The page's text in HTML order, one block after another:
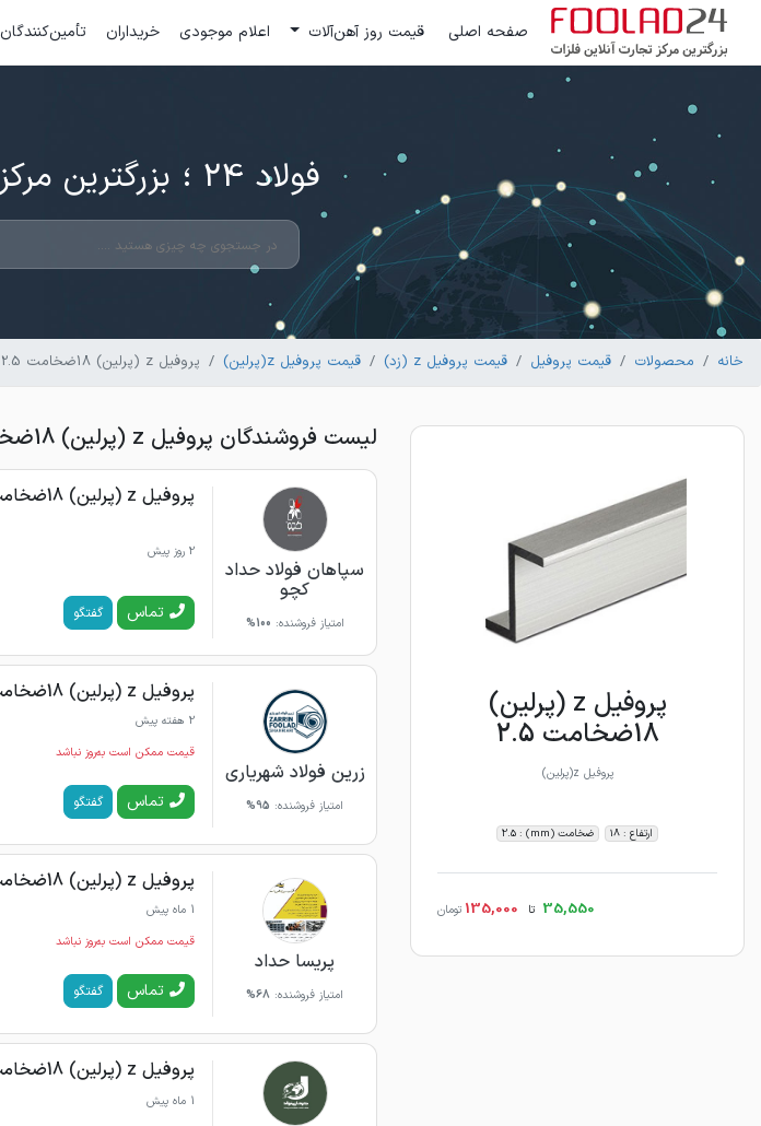
صفحه اصلی قیمت روز آهن‌آلات اعلام موجودی خریداران تأمین‌کنندگان
فولاد 24 ؛ بزرگترین مرکز تجارت آنلاین فلزات
خانه محصولات قیمت پروفیل قیمت پروفیل z (زد) قیمت پروفیل z(پرلین) پروفیل z (پرلین) 18ضخامت 2.5
پروفیل z (پرلین)
18ضخامت 2.5
پروفیل z(پرلین)
ارتفاع : 18 ضخامت (mm) : 2.5
35,550 تا 135,000 تومان
لیست فروشندگان پروفیل z (پرلین) 18ضخامت 2.5
سپاهان فولاد حداد
کچو
امتیاز فروشنده: 100%
پروفیل z (پرلین) 18ضخامت 2.5
2 روز پیش
تماس گفتگو
زرین فولاد شهریاری
امتیاز فروشنده: 95%
پروفیل z (پرلین) 18ضخامت 2.5
2 هفته پیش
قیمت ممکن است به‌روز نباشد
تماس گفتگو
پریسا حداد
امتیاز فروشنده: 68%
پروفیل z (پرلین) 18ضخامت 2.5
1 ماه پیش
قیمت ممکن است به‌روز نباشد
تماس گفتگو
پروفیل z (پرلین) 18ضخامت 2.5
1 ماه پیش